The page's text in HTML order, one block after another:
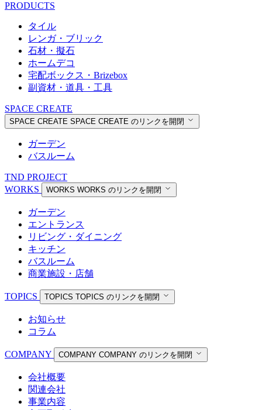
PRODUCTS
タイル
レンガ・ブリック
石材・擬石
ホームデコ
宅配ボックス・Brizebox
副資材・道具・工具
SPACE CREATE
SPACE CREATE SPACE CREATE のリンクを開閉
ガーデン
バスルーム
TND PROJECT
WORKS
WORKS WORKS のリンクを開閉
ガーデン
エントランス
リビング・ダイニング
キッチン
バスルーム
商業施設・店舗
TOPICS TOPICS TOPICS のリンクを開閉
お知らせ
コラム
COMPANY COMPANY COMPANY のリンクを開閉
会社概要
関連会社
事業内容